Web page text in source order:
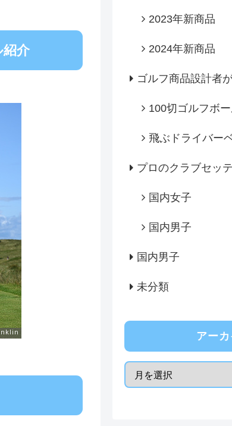
介
2023年新商品
2024年新商品
ゴルフ商品設計者
100切ゴルフボ
飛ぶドライバー
プロのクラブセッ
国内女子
国内男子
国内男子
未分類
アー